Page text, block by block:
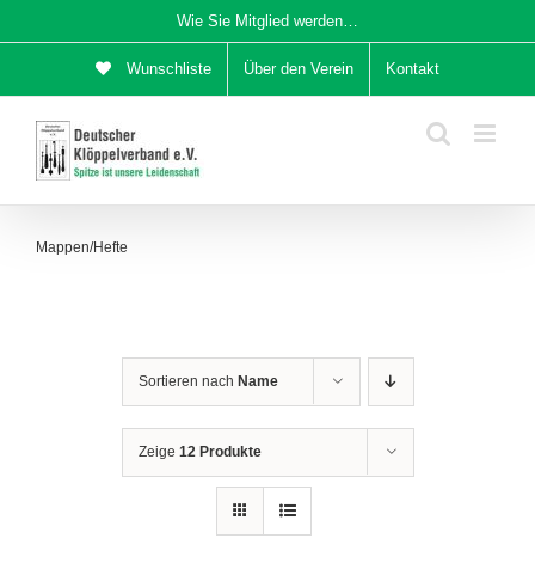
Inhalt
Wie Sie Mitglied werden…
Wunschliste Über den Verein Kontakt
Mappen/Hefte
Sortieren nach Name
Zeige 12 Produkte